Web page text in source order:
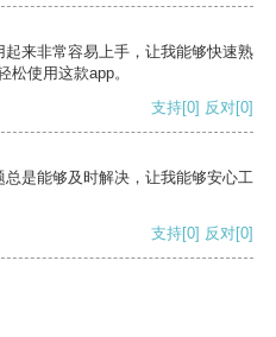
来非常容易上手，让我能够快速熟
松使用这款app。
支持[0] 反对[0]
是能够及时解决，让我能够安心工
支持[0] 反对[0]